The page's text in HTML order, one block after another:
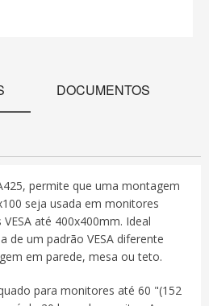
DOCUMENTOS
permite que uma montagem
seja usada em monitores
até 400x400mm. Ideal
de um padrão VESA diferente
em parede, mesa ou teto.
para monitores até 60 "(152